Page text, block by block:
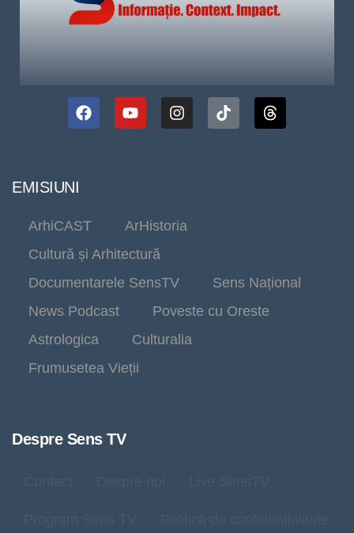
EMISIUNI
ArhiCAST
ArHistoria
Cultură și Arhitectură
Documentarele SensTV
Sens Național
News Podcast
Poveste cu Oreste
Astrologica
Culturalia
Frumusetea Vieții
Despre Sens TV